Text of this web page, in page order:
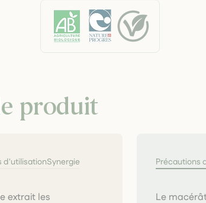
produit
d'utilisationSynergie Précautions
Le